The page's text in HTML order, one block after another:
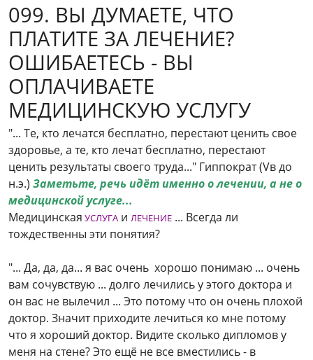
099. ВЫ ДУМАЕТЕ, ЧТО
ПЛАТИТЕ ЗА ЛЕЧЕНИЕ?
ОШИБАЕТЕСЬ - ВЫ
ОПЛАЧИВАЕТЕ
МЕДИЦИНСКУЮ УСЛУГУ
"... Те, кто лечатся бесплатно, перестают ценить свое
здоровье, а те, кто лечат бесплатно, перестают
ценить результаты своего труда..." Гиппократ (Vв до
н.э.) Заметьте, речь идёт именно о лечении, а не о
медицинской услуге...
Медицинская УСЛУГА и ЛЕЧЕНИЕ ... Всегда ли
тождественны эти понятия?
"... Да, да, да... я вас очень хорошо понимаю ... очень
вам сочувствую ... долго лечились у этого доктора и
он вас не вылечил ... Это потому что он очень плохой
доктор. Значит приходите лечиться ко мне потому
что я хороший доктор. Видите сколько дипломов у
меня на стене? Это ещё не все вместились - в